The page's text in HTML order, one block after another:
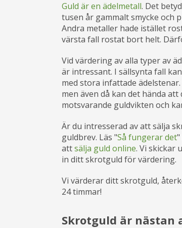
Guld är en ädelmetall. Det
tusen år gammalt smycke och
Andra metaller hade istället
värsta fall rostat bort helt.
Vid värdering av alla typer av
är intressant. I sällsynta fall
med stora infattade
men även då kan det hända
motsvarande guldvikten och
Är du intresserad av att sälja
guldbrev. Läs "Så fungerar det"
attsälja guld online. Vi skickar
in ditt skrotguld för värdering.
Vi värderar ditt skrotguld,
24 timmar!
Skrotguld är nästan